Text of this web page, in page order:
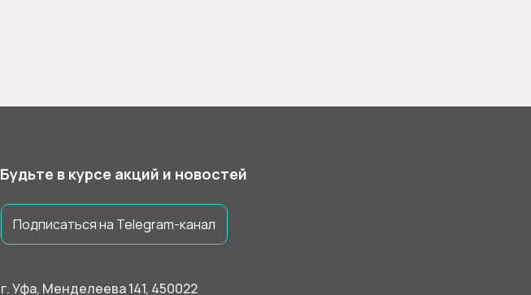
Будьте в курсе акций и новостей
г. Уфа, Менделеева 141, 450022
Подписаться на Telegram-канал